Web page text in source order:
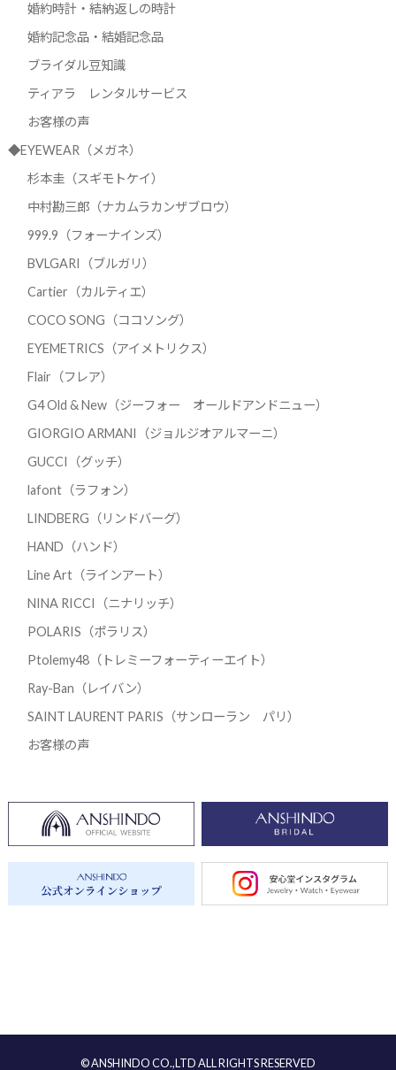
婚約時計・結納返しの時計
婚約記念品・結婚記念品
ブライダル豆知識
ティアラ レンタルサービス
お客様の声
◆EYEWEAR（メガネ）
杉本圭（スギモトケイ）
中村勘三郎（ナカムラカンザブロウ）
999.9（フォーナインズ）
BVLGARI（ブルガリ）
Cartier（カルティエ）
COCO SONG（ココソング）
EYEMETRICS（アイメトリクス）
Flair（フレア）
G4 Old & New（ジーフォー オールドアンドニュー）
GIORGIO ARMANI（ジョルジオアルマーニ）
GUCCI（グッチ）
lafont（ラフォン）
LINDBERG（リンドバーグ）
HAND（ハンド）
Line Art（ラインアート）
NINA RICCI（ニナリッチ）
POLARIS（ポラリス）
Ptolemy48（トレミーフォーティーエイト）
Ray-Ban（レイバン）
SAINT LAURENT PARIS（サンローラン パリ）
お客様の声
© ANSHINDO CO.,LTD ALL RIGHTS RESERVED